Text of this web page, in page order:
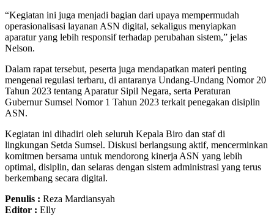
“Kegiatan ini juga menjadi bagian dari upaya mempermudah
operasionalisasi layanan ASN digital, sekaligus menyiapkan
aparatur yang lebih responsif terhadap perubahan sistem,” jelas
Nelson.
Dalam rapat tersebut, peserta juga mendapatkan materi penting
mengenai regulasi terbaru, di antaranya Undang-Undang Nomor 20
Tahun 2023 tentang Aparatur Sipil Negara, serta Peraturan
Gubernur Sumsel Nomor 1 Tahun 2023 terkait penegakan disiplin
ASN.
Kegiatan ini dihadiri oleh seluruh Kepala Biro dan staf di
lingkungan Setda Sumsel. Diskusi berlangsung aktif, mencerminkan
komitmen bersama untuk mendorong kinerja ASN yang lebih
optimal, disiplin, dan selaras dengan sistem administrasi yang terus
berkembang secara digital.
Penulis : Reza Mardiansyah
Editor : Elly